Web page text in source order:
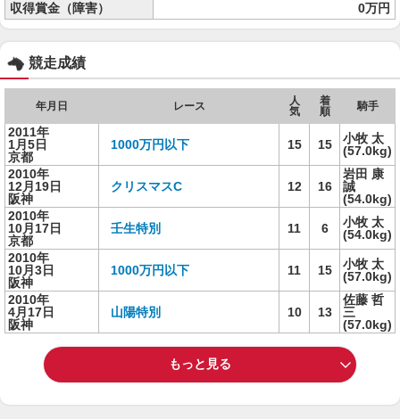
収得賞金（障害）
0万円
競走成績
年月日 レース
人
気
着
順
騎手
2011年
1月5日
京都
1000万円以下 15 15
小牧 太
(57.0kg)
2010年
12月19日
阪神
クリスマスC 12 16
岩田 康
誠
(54.0kg)
2010年
10月17日
京都
壬生特別 11 6
小牧 太
(54.0kg)
2010年
10月3日
阪神
1000万円以下 11 15
小牧 太
(57.0kg)
2010年
4月17日
阪神
山陽特別 10 13
佐藤 哲
三
(57.0kg)
もっと見る